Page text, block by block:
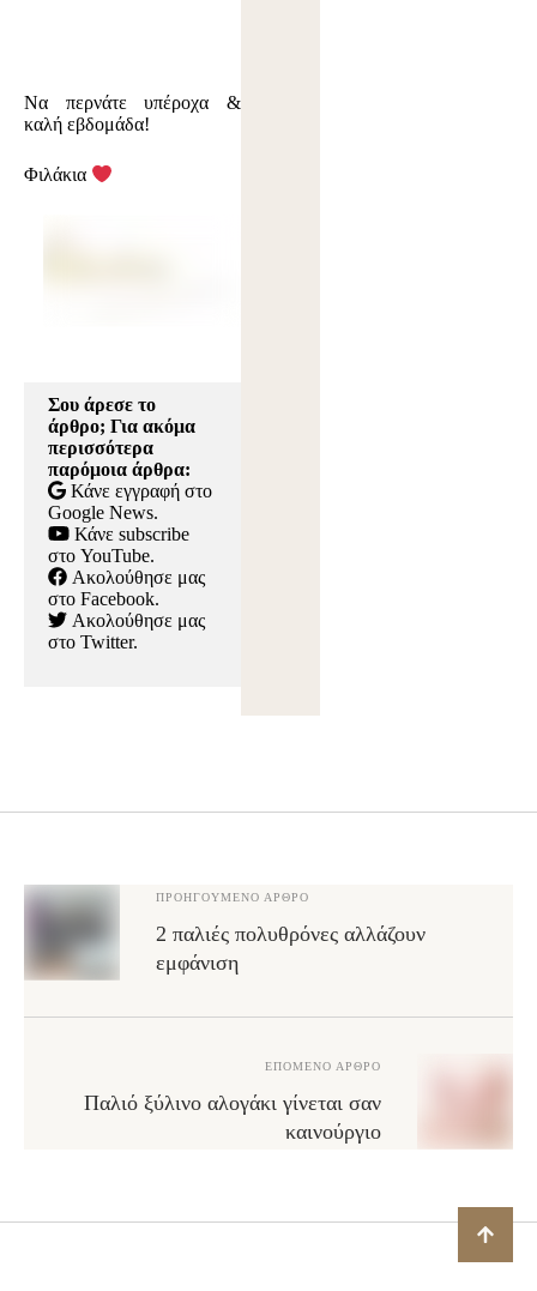
Να περνάτε υπέροχα &
καλή εβδομάδα!
Φιλάκια
Σου άρεσε το
άρθρο; Για ακόμα
περισσότερα
παρόμοια άρθρα:
Κάνε εγγραφή στο
Google News.
Κάνε subscribe
στο YouTube.
Ακολούθησε μας
στο Facebook.
Ακολούθησε μας
στο Twitter.
ΠΡΟΗΓΟΎΜΕΝΟ ΆΡΘΡΟ
2 παλιές πολυθρόνες αλλάζουν
εμφάνιση
ΕΠΌΜΕΝΟ ΆΡΘΡΟ
Παλιό ξύλινο αλογάκι γίνεται σαν
καινούργιο